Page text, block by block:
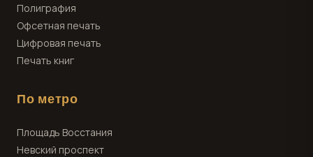
Полиграфия
Офсетная печать
Цифровая печать
Печать книг
По метро
Площадь Восстания
Невский проспект